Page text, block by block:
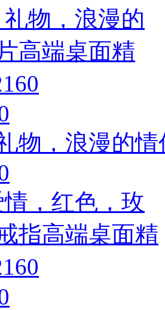
物，浪漫的